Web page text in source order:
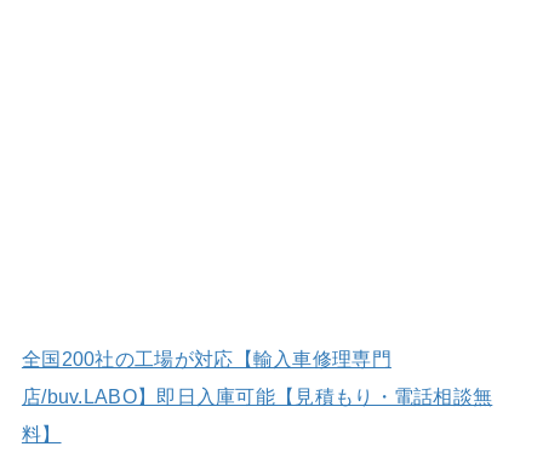
全国200社の工場が対応【輸入車修理専門
店/buv.LABO】即日入庫可能【見積もり・電話相談無
料】